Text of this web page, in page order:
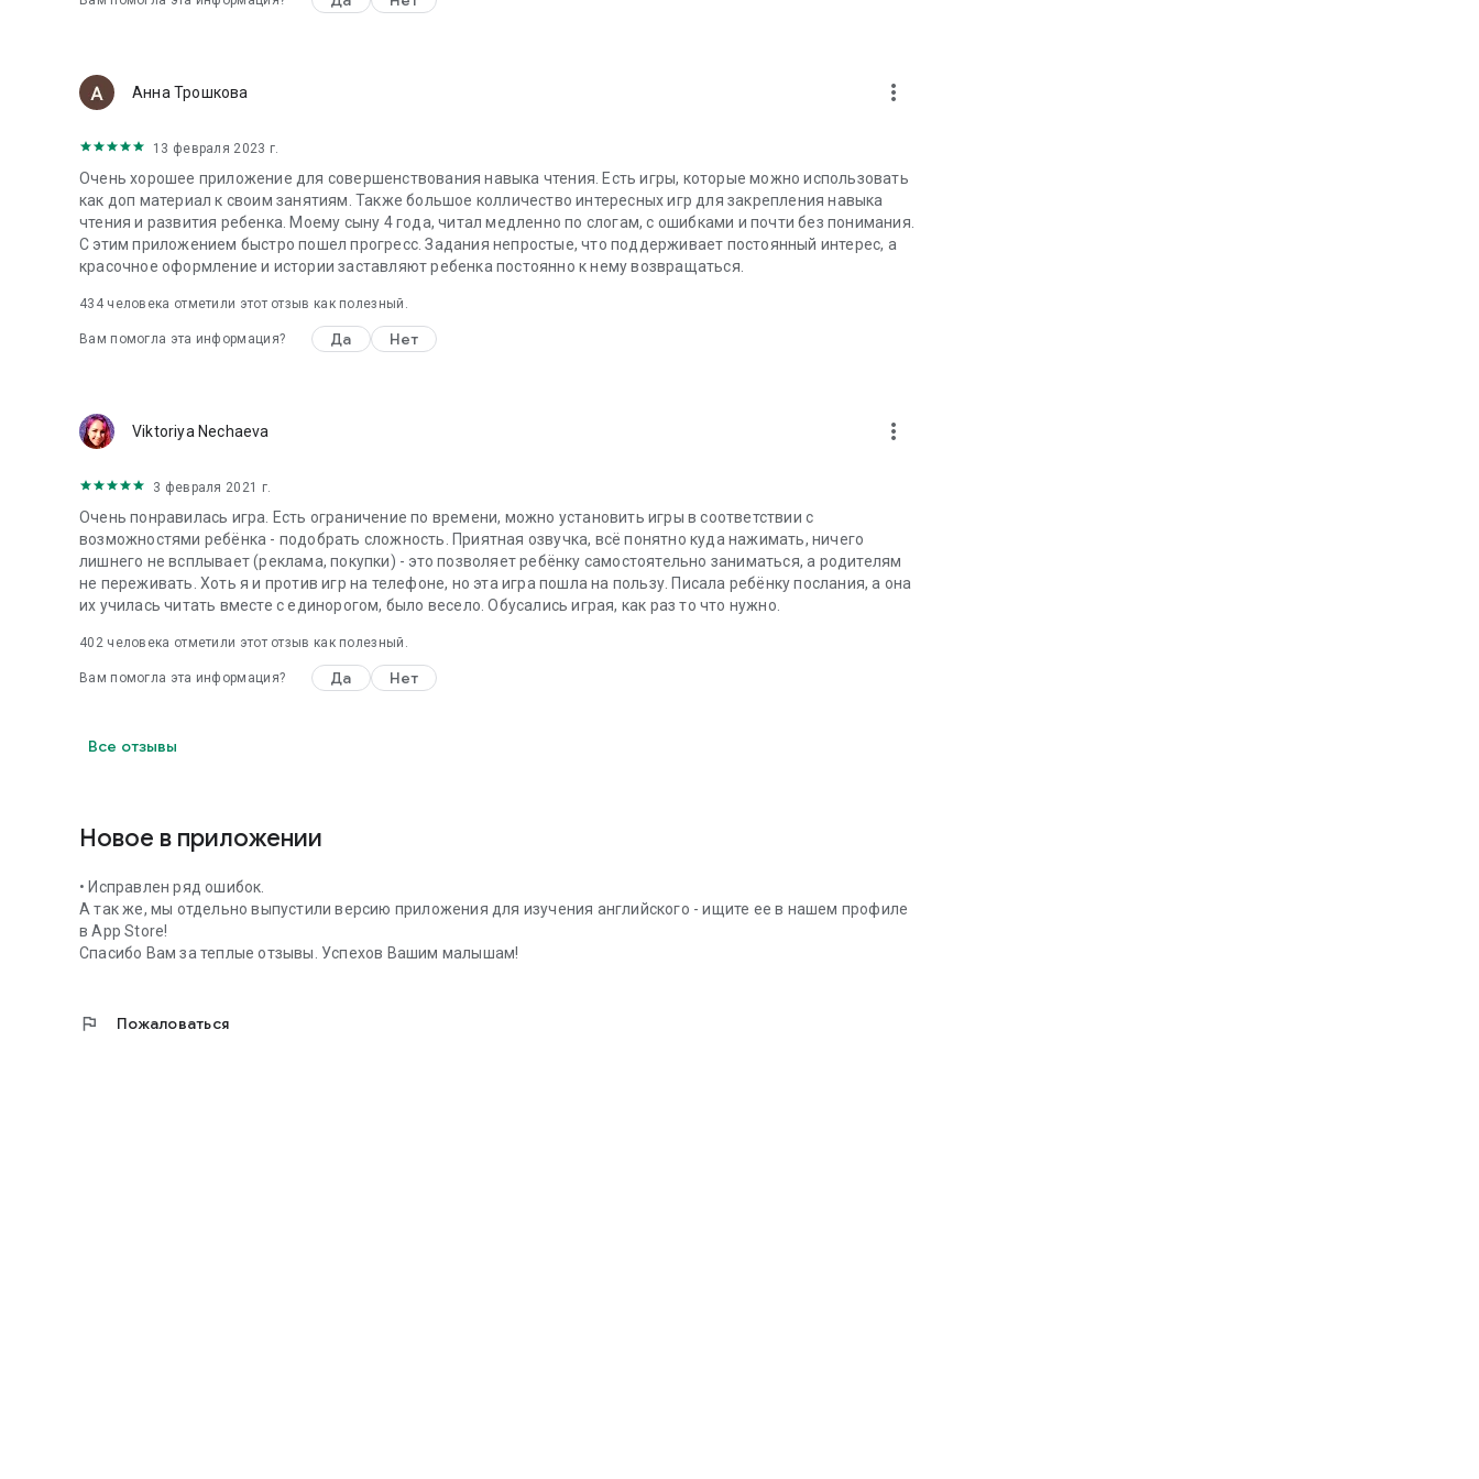
Privacy Policy: http://editale.com/policy
Анна Трошкова more_vert
13 февраля 2023 г.
Очень хорошее приложение для совершенствования навыка чтения. Есть игры, которые можно использовать
как доп материал к своим занятиям. Также большое колличество интересных игр для закрепления навыка
чтения и развития ребенка. Моему сыну 4 года, читал медленно по слогам, с ошибками и почти без понимания.
С этим приложением быстро пошел прогресс. Задания непростые, что поддерживает постоянный интерес, а
красочное оформление и истории заставляют ребенка постоянно к нему возвращаться.
434человека отметили этот отзыв как полезный.
Вам помогла эта информация? Да Нет
Viktoriya Nechaeva more_vert
3 февраля 2021 г.
Очень понравилась игра. Есть ограничение по времени, можно установить игры в соответствии с
возможностями ребёнка - подобрать сложность. Приятная озвучка, всё понятно куда нажимать, ничего
лишнего не всплывает (реклама, покупки) - это позволяет ребёнку самостоятельно заниматься, а родителям
не переживать. Хоть я и против игр на телефоне, но эта игра пошла на пользу. Писала ребёнку послания, а она
их училась читать вместе с единорогом, было весело. Обусались играя, как раз то что нужно.
402 человека отметили этот отзыв как полезный.
Вам помогла эта информация? Да Нет
Все отзывы
Новое в приложении
• Исправлен ряд ошибок.
А так же, мы отдельно выпустили версию приложения для изучения английского - ищите ее в нашем профиле
в App Store!
Спасибо Вам за теплые отзывы. Успехов Вашим малышам!
flag Пожаловаться